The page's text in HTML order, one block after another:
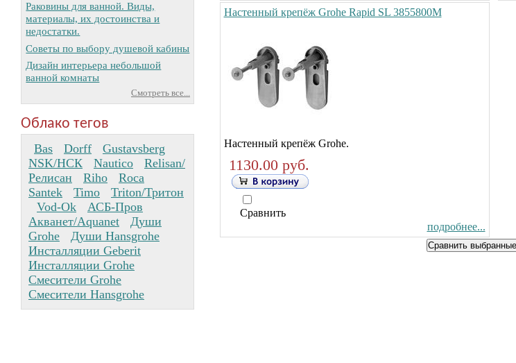
Раковины для ванной. Виды,
материалы, их достоинства и
недостатки.
Советы по выбору душевой кабины
Дизайн интерьера небольшой
ванной комнаты
Смотреть все...
Облако тегов
Bas Dorff
Gustavsberg
NSK/НСК
Nautico
Relisan/
Релисан
Riho
Roca
Santek
Timo
Triton/Тритон
Vod-Ok
АСБ-Пров
Акванет/Aquanet
Души
Grohe
Души Hansgrohe
Инсталляции Geberit
Инсталляции Grohe
Смесители Grohe
Смесители Hansgrohe
Настенный крепёж Grohe Rapid SL 3855800M
Настенный крепёж Grohe.
1130.00 руб.
Сравнить
подробнее...